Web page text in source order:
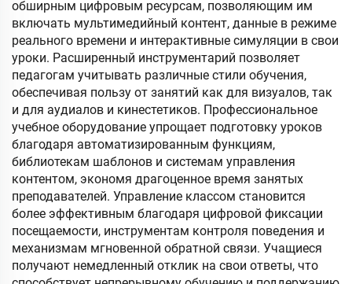
обширным цифровым ресурсам, позволяющим им
включать мультимедийный контент, данные в режиме
реального времени и интерактивные симуляции в свои
уроки. Расширенный инструментарий позволяет
педагогам учитывать различные стили обучения,
обеспечивая пользу от занятий как для визуалов, так
и для аудиалов и кинестетиков. Профессиональное
учебное оборудование упрощает подготовку уроков
благодаря автоматизированным функциям,
библиотекам шаблонов и системам управления
контентом, экономя драгоценное время занятых
преподавателей. Управление классом становится
более эффективным благодаря цифровой фиксации
посещаемости, инструментам контроля поведения и
механизмам мгновенной обратной связи. Учащиеся
получают немедленный отклик на свои ответы, что